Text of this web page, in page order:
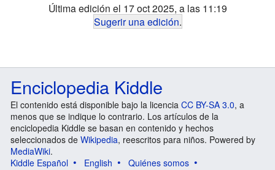
Última edición el 17 oct 2025, a las 11:19
Sugerir una edición.
Enciclopedia Kiddle
El contenido está disponible bajo la licencia CC BY-SA 3.0, a
menos que se indique lo contrario. Los artículos de la
enciclopedia Kiddle se basan en contenido y hechos
seleccionados de Wikipedia, reescritos para niños. Powered by
MediaWiki.
Kiddle Español
English
Quiénes somos